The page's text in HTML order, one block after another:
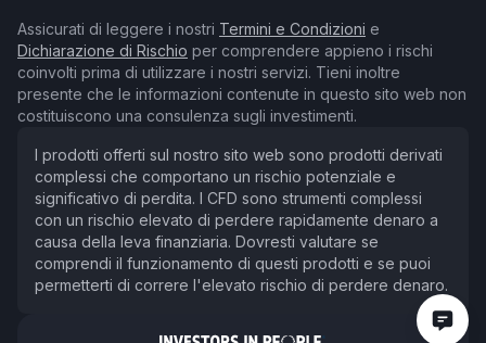
Assicurati di leggere i nostri Termini e Condizioni e
Dichiarazione di Rischio per comprendere appieno i rischi
coinvolti prima di utilizzare i nostri servizi. Tieni inoltre
presente che le informazioni contenute in questo sito web non
costituiscono una consulenza sugli investimenti.
I prodotti offerti sul nostro sito web sono prodotti derivati
complessi che comportano un rischio potenziale e
significativo di perdita. I CFD sono strumenti complessi
con un rischio elevato di perdere rapidamente denaro a
causa della leva finanziaria. Dovresti valutare se
comprendi il funzionamento di questi prodotti e se puoi
permetterti di correre l'elevato rischio di perdere denaro.